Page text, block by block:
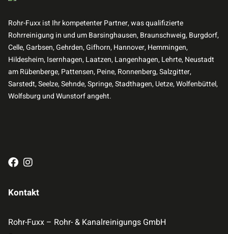
Rohr-Fuxx ist Ihr kompetenter Partner, was qualifizierte
Rohrreinigung in und um Barsinghausen, Braunschweig, Burgdorf,
Celle, Garbsen, Gehrden, Gifhorn, Hannover, Hemmingen,
Hildesheim, Isernhagen, Laatzen, Langenhagen, Lehrte, Neustadt
am Rübenberge, Pattensen, Peine, Ronnenberg, Salzgitter,
Sarstedt, Seelze, Sehnde, Springe, Stadthagen, Uetze, Wolfenbüttel,
Wolfsburg und Wunstorf angeht.
Kontakt
Rohr-Fuxx – Rohr- & Kanalreinigungs GmbH